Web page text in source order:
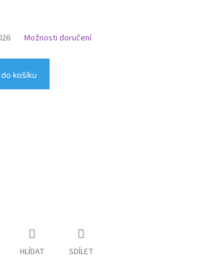
Možnosti doručení
košíku
HLÍDAT SDÍLET